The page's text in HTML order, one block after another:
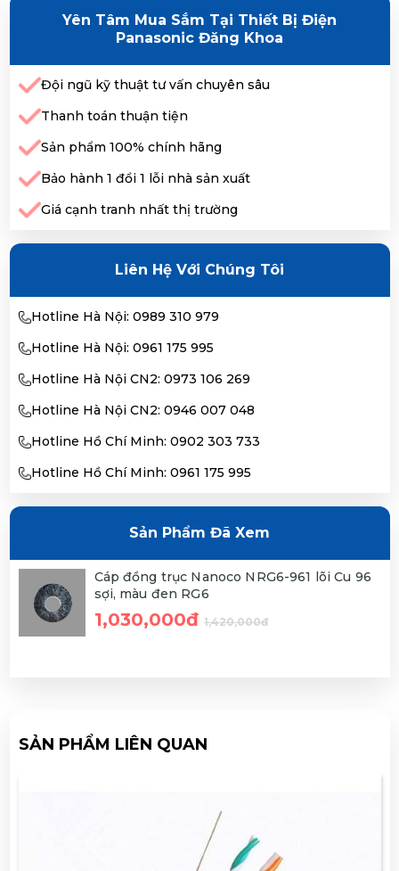
Yên Tâm Mua Sắm Tại Thiết Bị Điện
Panasonic Đăng Khoa
Đội ngũ kỹ thuật tư vấn chuyên sâu
Thanh toán thuận tiện
Sản phẩm 100% chính hãng
Bảo hành 1 đổi 1 lỗi nhà sản xuất
Giá cạnh tranh nhất thị trường
Liên Hệ Với Chúng Tôi
Hotline Hà Nội: 0989 310 979
Hotline Hà Nội: 0961 175 995
Hotline Hà Nội CN2: 0973 106 269
Hotline Hà Nội CN2: 0946 007 048
Hotline Hồ Chí Minh: 0902 303 733
Hotline Hồ Chí Minh: 0961 175 995
Sản Phẩm Đã Xem
Cáp đồng trục Nanoco NRG6-961 lõi Cu 96
sợi, màu đen RG6
1,030,000đ 1,420,000đ
SẢN PHẨM LIÊN QUAN